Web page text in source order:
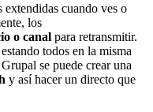
extendidas cuando ves o
los
o canal para retransmitir.
todos en la misma
se puede crear una
y así hacer un directo que